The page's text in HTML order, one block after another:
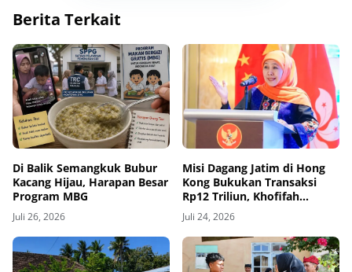
Berita Terkait
Di Balik Semangkuk Bubur
Kacang Hijau, Harapan Besar
Program MBG
Juli 26, 2026
Misi Dagang Jatim di Hong
Kong Bukukan Transaksi
Rp12 Triliun, Khofifah
Dorong Ekspor dan Investasi
Juli 24, 2026